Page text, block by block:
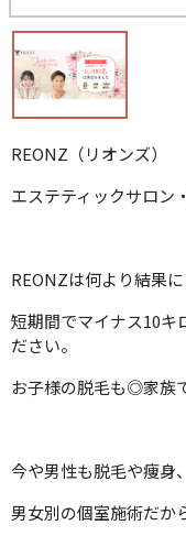
REONZ（リオンズ）
エステティックサロン
REONZは何より結果
短期間でマイナス10キ
ださい。
お子様の脱毛も◎家族
今や男性も脱毛や痩身
男女別の個室施術だか